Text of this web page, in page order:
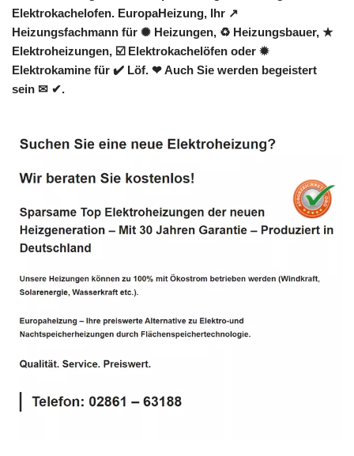
Elektrokachelofen. EuropaHeizung, Ihr ↗️
Heizungsfachmann für ✺ Heizungen, ♻ Heizungsbauer, ★
Elektroheizungen, ☑️ Elektrokachelöfen oder ✹
Elektrokamine für ✔️ Löf. ❤ Auch Sie werden begeistert
sein ✉ ✔.